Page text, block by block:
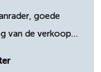
goede
van de verkoop…